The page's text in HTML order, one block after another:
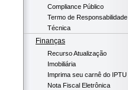
Compliance Público
Termo de Responsabilidade
Técnica
Finanças
Recurso Atualização
Imobiliária
Imprima seu carnê do IPTU
Nota Fiscal Eletrônica